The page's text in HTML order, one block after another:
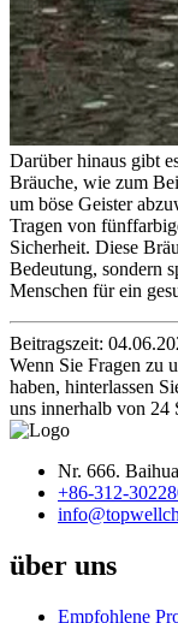
Darüber hinaus gibt
Bräuche, wie zum
um böse Geister
Tragen von
Sicherheit. Diese
Bedeutung, sondern
Menschen für ein
Beitragszeit:
Wenn Sie Fragen zu
haben, hinterlassen
uns innerhalb von 24
Nr. 666.
+86-312-
über uns
Empfohlene